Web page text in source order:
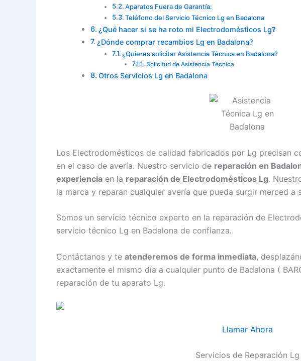
Aparatos Fuera de Garantía:
Teléfono del Servicio Técnico Lg en Badalona
¿Qué hacer si se ha roto mi Electrodomésticos Lg?
¿Dónde comprar recambios Lg en Badalona?
¿Quieres solicitar Asistencia Técnica en Badalona?
Solicitud de Asistencia Técnica
Otros Servicios Lg en Badalona
Los Electrodomésticos de calidad fabricados por Lg precisan
en el caso de avería. Nuestro servicio de reparación en
experiencia en la reparación de Electrodomésticos Lg.
la marca y reparan cualquier avería que pueda surgir merced a
Somos un servicio técnico experto en la reparación de
servicio técnico Lg en Badalona de confianza.
Contáctanos y te atenderemos de forma inmediata,
exactamente el mismo día a cualquier punto de Badalona (
reparación de tu aparato Lg.
Llamar Ahora
Servicios de Reparación Lg